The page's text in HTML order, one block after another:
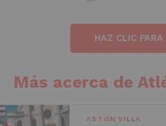
HAZ CLIC PARA
Más acerca de
ASTON VILLA